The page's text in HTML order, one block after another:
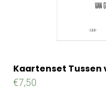
Kaartenset Tussen
€7,50